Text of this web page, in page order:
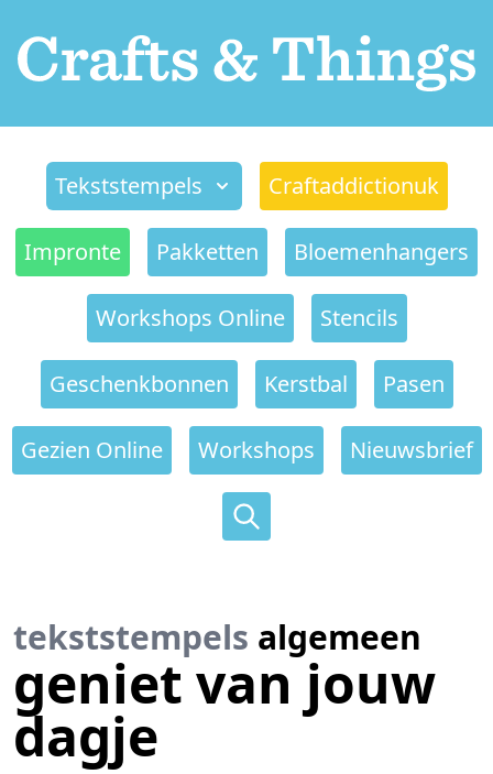
Tekststempels Craftaddictionuk
Impronte Pakketten Bloemenhangers
Workshops Online Stencils
Geschenkbonnen Kerstbal Pasen
Gezien Online Workshops Nieuwsbrief
tekststempels algemeen
geniet van jouw
dagje